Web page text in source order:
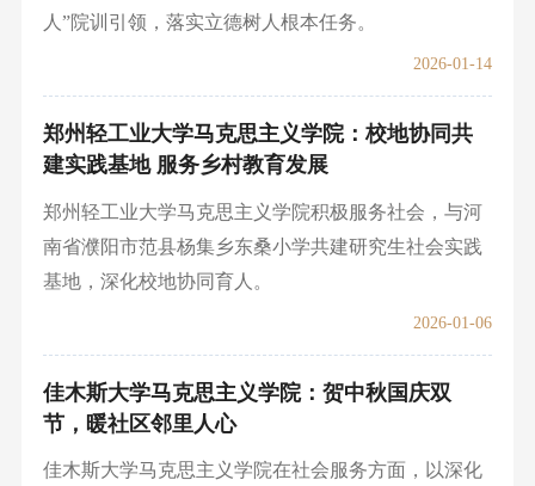
人”院训引领，落实立德树人根本任务。
2026-01-14
郑州轻工业大学马克思主义学院：校地协同共
建实践基地 服务乡村教育发展
郑州轻工业大学马克思主义学院积极服务社会，与河
南省濮阳市范县杨集乡东桑小学共建研究生社会实践
基地，深化校地协同育人。
2026-01-06
佳木斯大学马克思主义学院：贺中秋国庆双
节，暖社区邻里人心
佳木斯大学马克思主义学院在社会服务方面，以深化